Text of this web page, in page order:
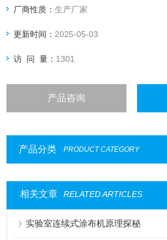
本上解决了，手工涂布的缺点。
厂商性质：生产厂家
更新时间： 2025-05-03
访 问 量： 1301
产品咨询
产品分类 PRODUCT CATEGORY
相关文章 RELATED ARTICLES
实验室连续式涂布机原理探秘